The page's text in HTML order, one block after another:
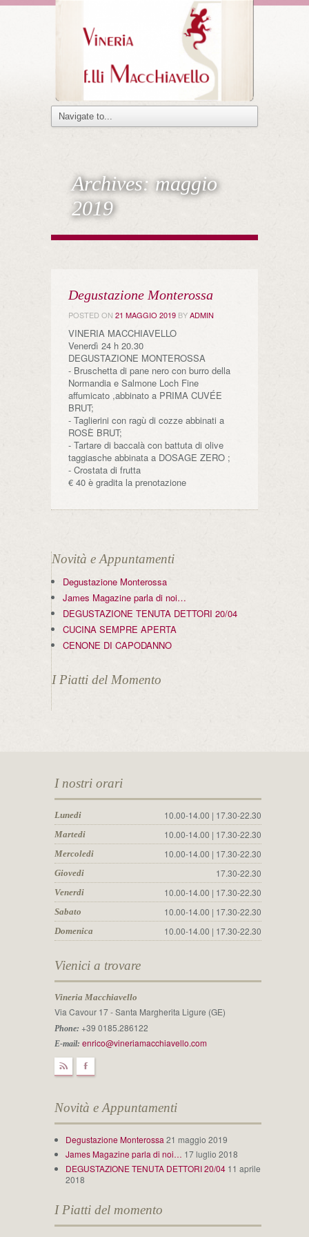
Archives:maggio
2019
Degustazione Monterossa
POSTED ON 21 MAGGIO 2019 BYADMIN
VINERIA MACCHIAVELLO
Venerdì 24 h 20.30
DEGUSTAZIONE MONTEROSSA
- Bruschetta di pane nero con burro della
Normandia e Salmone Loch Fine
affumicato ,abbinato a PRIMA CUVÉE
BRUT;
- Taglierini con ragù di cozze abbinati a
ROSÈ BRUT;
- Tartare di baccalà con battuta di olive
taggiasche abbinata a DOSAGE ZERO ;
- Crostata di frutta
€ 40 è gradita la prenotazione
Novità e Appuntamenti
Degustazione Monterossa
James Magazine parla di noi…
DEGUSTAZIONE TENUTA DETTORI 20/04
CUCINA SEMPRE APERTA
CENONE DI CAPODANNO
I Piatti del Momento
I nostri orari
Lunedi 10.00-14.00 | 17.30-22.30
Martedi 10.00-14.00 | 17.30-22.30
Mercoledi 10.00-14.00 | 17.30-22.30
Giovedi 17.30-22.30
Venerdi 10.00-14.00 | 17.30-22.30
Sabato 10.00-14.00 | 17.30-22.30
Domenica 10.00-14.00 | 17.30-22.30
Vienici a trovare
Vineria Macchiavello
Via Cavour 17 - Santa Margherita Ligure (GE)
Phone: +39 0185.286122
E-mail: enrico@vineriamacchiavello.com
r F
Novità e Appuntamenti
Degustazione Monterossa 21 maggio 2019
James Magazine parla di noi… 17 luglio 2018
DEGUSTAZIONE TENUTA DETTORI 20/04 11 aprile
2018
I Piatti del momento